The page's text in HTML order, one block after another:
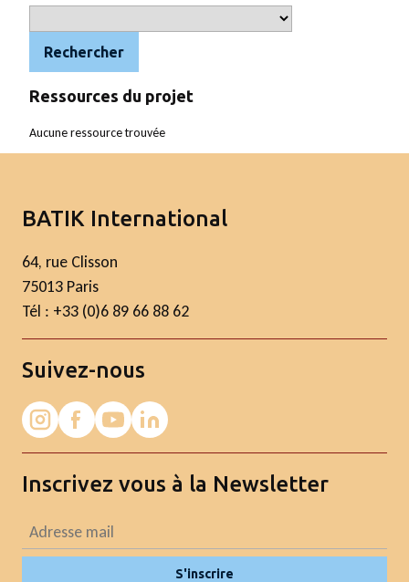
Rechercher
Ressources du projet
Aucune ressource trouvée
BATIK International
64, rue Clisson
75013 Paris
Tél : +33 (0)6 89 66 88 62
Suivez-nous
Inscrivez vous à la Newsletter
S'inscrire